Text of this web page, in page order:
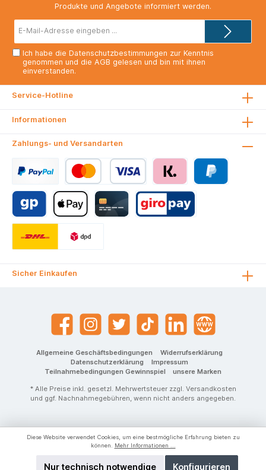
Produkte und Angebote informiert werden.
Mail-
Ich habe die Datenschutzbestimmungen zur Kenntnis
genommen und die AGB gelesen und bin mit ihnen
einverstanden.
Service-Hotline
Informationen
Zahlungs- und Versandarten
Sicher Einkaufen
Allgemeine Geschäftsbedingungen
Widerrufserklärung
Datenschutzerklärung
Impressum
Teilnahmebedingungen Gewinnspiel
unsere Marken
* Alle Preise inkl. gesetzl. Mehrwertsteuer zzgl. Versandkosten
und ggf. Nachnahmegebühren, wenn nicht anders angegeben.
Diese Website verwendet Cookies, um eine bestmögliche Erfahrung bieten zu
können.
Mehr Informationen ...
Nur technisch notwendige Konfigurieren